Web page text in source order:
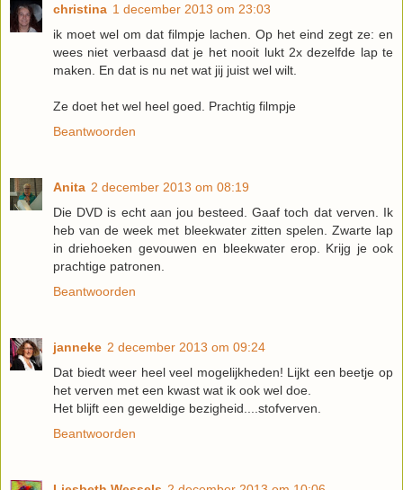
christina 1 december 2013 om 23:03
ik moet wel om dat filmpje lachen. Op het eind zegt ze: en
wees niet verbaasd dat je het nooit lukt 2x dezelfde lap te
maken. En dat is nu net wat jij juist wel wilt.
Ze doet het wel heel goed. Prachtig filmpje
Beantwoorden
Anita 2 december 2013 om 08:19
Die DVD is echt aan jou besteed. Gaaf toch dat verven. Ik
heb van de week met bleekwater zitten spelen. Zwarte lap
in driehoeken gevouwen en bleekwater erop. Krijg je ook
prachtige patronen.
Beantwoorden
janneke 2 december 2013 om 09:24
Dat biedt weer heel veel mogelijkheden! Lijkt een beetje op
het verven met een kwast wat ik ook wel doe.
Het blijft een geweldige bezigheid....stofverven.
Beantwoorden